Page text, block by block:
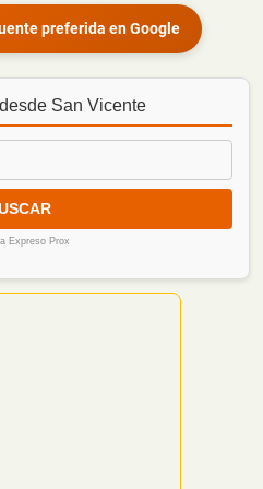
preferida en Google
San Vicente
Expreso Prox